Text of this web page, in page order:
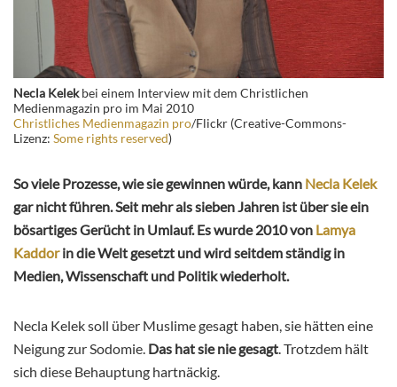
Necla Kelekbei einem Interview mit dem Christlichen
Medienmagazin pro im Mai 2010
Christliches Medienmagazin pro/Flickr (Creative-Commons-
Lizenz: Some rights reserved)
So viele Prozesse, wie sie gewinnen würde, kann Necla Kelek
gar nicht führen. Seit mehr als sieben Jahren ist über sie ein
bösartiges Gerücht in Umlauf. Es wurde 2010 von Lamya
Kaddorin die Welt gesetzt und wird seitdem ständig in
Medien, Wissenschaft und Politik wiederholt.
Necla Kelek soll über Muslime gesagt haben, sie hätten eine
Neigung zur Sodomie. Das hat sie nie gesagt. Trotzdem hält
sich diese Behauptung hartnäckig.